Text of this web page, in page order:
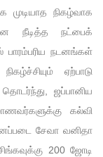
முடியாத நிகழ்வாக
நீடித்த நட்பைக்
நடனங்கள்
ஏற்பாடு
தொடர்ந்து, ஜப்பானிய
கல்வி
சேவா வனிதா
200 ஜோடி